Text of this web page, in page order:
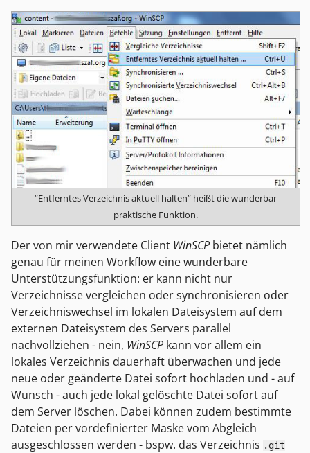
“Entferntes Verzeichnis aktuell halten” heißt die wunderbar
praktische Funktion.
Der von mir verwendete Client WinSCP bietet nämlich
genau für meinen Workflow eine wunderbare
Unterstützungsfunktion: er kann nicht nur
Verzeichnisse vergleichen oder synchronisieren oder
Verzeichniswechsel im lokalen Dateisystem auf dem
externen Dateisystem des Servers parallel
nachvollziehen - nein, WinSCP kann vor allem ein
lokales Verzeichnis dauerhaft überwachen und jede
neue oder geänderte Datei sofort hochladen und - auf
Wunsch - auch jede lokal gelöschte Datei sofort auf
dem Server löschen. Dabei können zudem bestimmte
Dateien per vordefinierter Maske vom Abgleich
ausgeschlossen werden - bspw. das Verzeichnis .git